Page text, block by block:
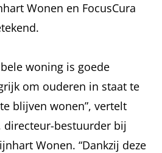
Wonen en FocusCura
woning is goede
om ouderen in staat te
blijven wonen”, vertelt
directeur-bestuurder bij
Wonen. “Dankzij deze